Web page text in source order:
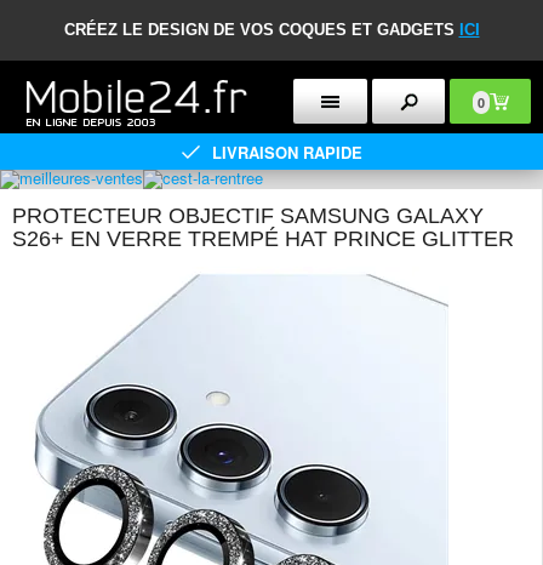
CRÉEZ LE DESIGN DE VOS COQUES ET GADGETS ICI
0
LIVRAISON RAPIDE
PROTECTEUR OBJECTIF SAMSUNG GALAXY
S26+ EN VERRE TREMPÉ HAT PRINCE GLITTER